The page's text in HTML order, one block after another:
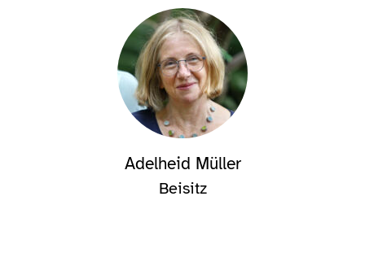
Adelheid Müller
Beisitz